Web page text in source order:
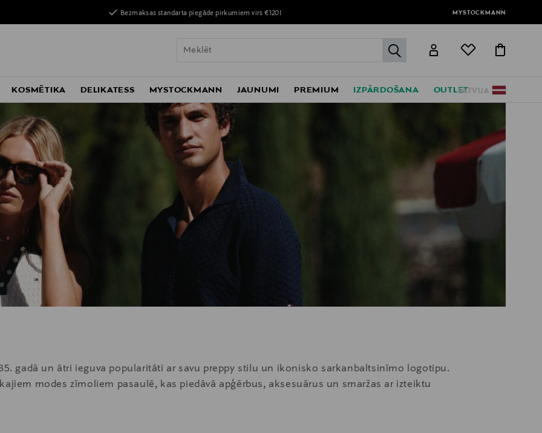
Bezmaksas standarta piegāde pirkumiem virs €120! MYSTOCKMANN
label.header.go
LATVIJA
KOSMĒTIKA DELIKATESS MYSTOCKMANN JAUNUMI PREMIUM IZPĀRDOŠANA OUTLET
gadā un ātri ieguva popularitāti ar savu preppy stilu un ikonisko sarkanbaltsinīmo logotipu.
modes zīmoliem pasaulē, kas piedāvā apģērbus, aksesuārus un smaržas ar izteiktu